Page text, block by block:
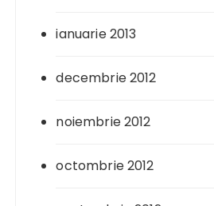
ianuarie 2013
decembrie 2012
noiembrie 2012
octombrie 2012